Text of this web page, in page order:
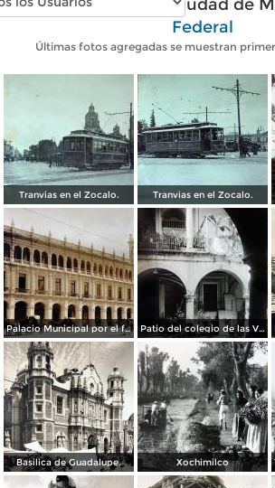
Fotos antiguas de Ciudad de
Federal
Últimas fotos agregadas se muestran
Tranvias en el Zocalo. Tranvias en el Zocalo.
Palacio Municipal por el fotografo Hugo Brehme.. Patio del colegio de las Vizcainas por el fotografo Hugo Brehme.
Basilica de Guadalupe. Xochimilco